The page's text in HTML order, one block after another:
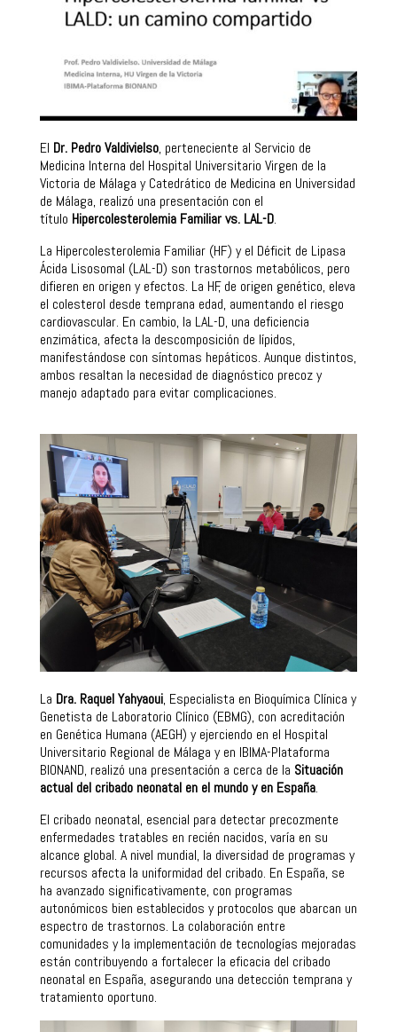
El Dr. Pedro Valdivielso, perteneciente al Servicio de
Medicina Interna del Hospital Universitario Virgen de la
Victoria de Málaga y Catedrático de Medicina en Universidad
de Málaga, realizó una presentación con el
título Hipercolesterolemia Familiar vs. LAL-D.
La Hipercolesterolemia Familiar (HF) y el Déficit de Lipasa
Ácida Lisosomal (LAL-D) son trastornos metabólicos, pero
difieren en origen y efectos. La HF, de origen genético, eleva
el colesterol desde temprana edad, aumentando el riesgo
cardiovascular. En cambio, la LAL-D, una deficiencia
enzimática, afecta la descomposición de lípidos,
manifestándose con síntomas hepáticos. Aunque distintos,
ambos resaltan la necesidad de diagnóstico precoz y
manejo adaptado para evitar complicaciones.
La Dra. Raquel Yahyaoui, Especialista en Bioquímica Clínica y
Genetista de Laboratorio Clínico (EBMG), con acreditación
en Genética Humana (AEGH) y ejerciendo en el Hospital
Universitario Regional de Málaga y en IBIMA-Plataforma
BIONAND, realizó una presentación a cerca de la Situación
actual del cribado neonatal en el mundo y en España.
El cribado neonatal, esencial para detectar precozmente
enfermedades tratables en recién nacidos, varía en su
alcance global. A nivel mundial, la diversidad de programas y
recursos afecta la uniformidad del cribado. En España, se
ha avanzado significativamente, con programas
autonómicos bien establecidos y protocolos que abarcan un
espectro de trastornos. La colaboración entre
comunidades y la implementación de tecnologías mejoradas
están contribuyendo a fortalecer la eficacia del cribado
neonatal en España, asegurando una detección temprana y
tratamiento oportuno.